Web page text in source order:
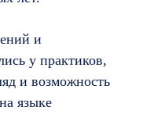
и
у практиков,
и возможность
языке